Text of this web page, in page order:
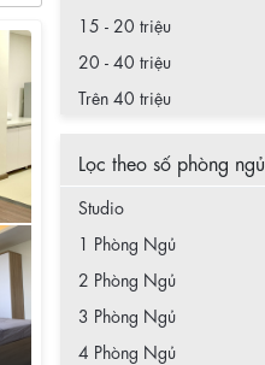
15 - 20 triệu
20 - 40 triệu
Trên 40 triệu
Lọc theo số phòng ngủ
Studio
1 Phòng Ngủ
2 Phòng Ngủ
3 Phòng Ngủ
4 Phòng Ngủ